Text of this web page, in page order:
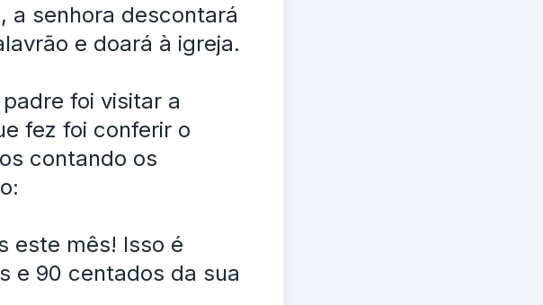
a senhora descontará
e doará à igreja.
foi visitar a
fez foi conferir o
contando os
este mês! Isso é
e 90 centados da sua